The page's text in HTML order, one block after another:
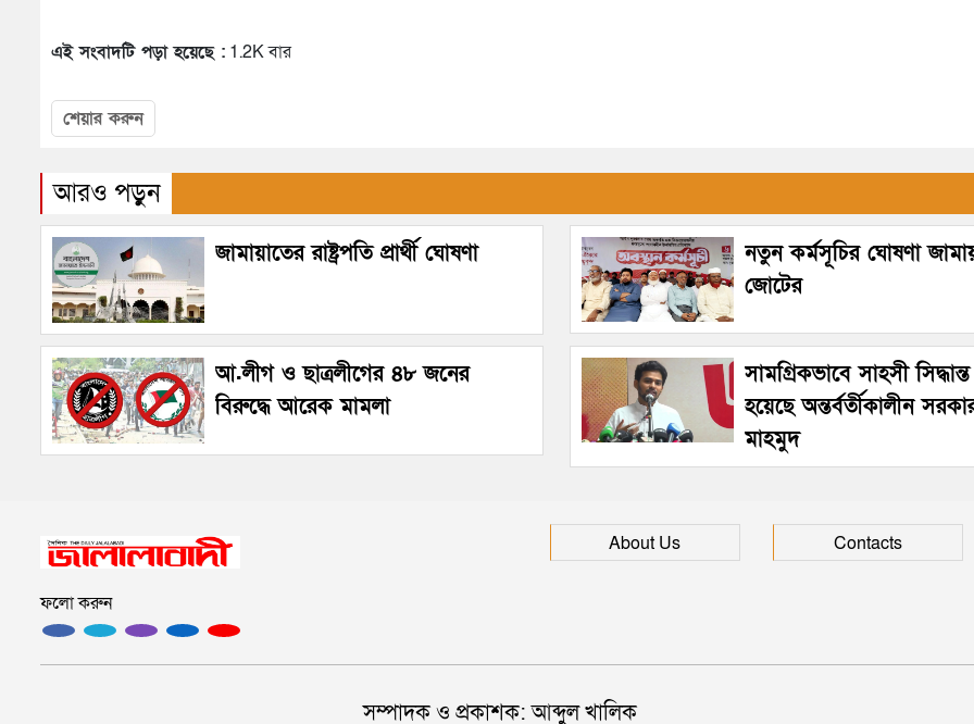
এই সংবাদটি পড়া হয়েছে : 1.2K বার
শেয়ার করুন
আরও পড়ুন
জামায়াতের রাষ্ট্রপতি প্রার্থী ঘোষণা
নতুন কর্মসূচির ঘোষণা
জোটের
আ.লীগ ও ছাত্রলীগের ৪৮ জনের
বিরুদ্ধে আরেক মামলা
সামগ্রিকভাবে সাহসী
হয়েছে অন্তর্বর্তীকালীন
মাহমুদ
ফলো করুন
About Us Contacts
সম্পাদক ও প্রকাশক: আব্দুল খালিক